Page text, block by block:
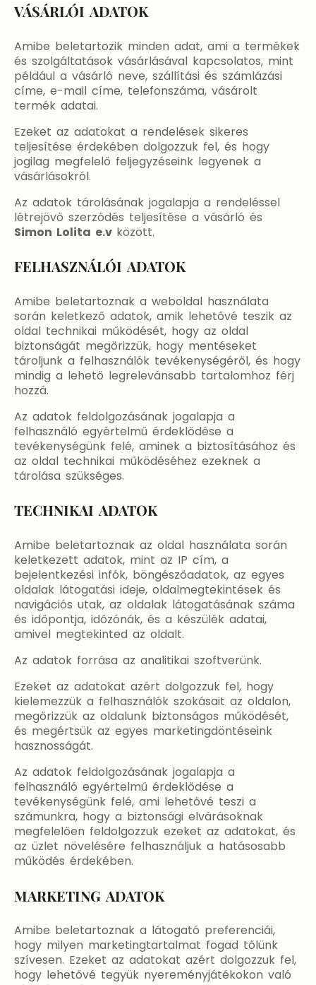
VÁSÁRLÓI ADATOK
Amibe beletartozik minden adat, ami a termékek
és szolgáltatások vásárlásával kapcsolatos, mint
például a vásárló neve, szállítási és számlázási
címe, e-mail címe, telefonszáma, vásárolt
termék adatai.
Ezeket az adatokat a rendelések sikeres
teljesítése érdekében dolgozzuk fel, és hogy
jogilag megfelelő feljegyzéseink legyenek a
vásárlásokról.
Az adatok tárolásának jogalapja a rendeléssel
létrejövő szerződés teljesítése a vásárló és
Simon Lolita e.v között.
FELHASZNÁLÓI ADATOK
Amibe beletartoznak a weboldal használata
során keletkező adatok, amik lehetővé teszik az
oldal technikai működését, hogy az oldal
biztonságát megőrizzük, hogy mentéseket
tároljunk a felhasználók tevékenységéről, és hogy
mindig a lehető legrelevánsabb tartalomhoz férj
hozzá.
Az adatok feldolgozásának jogalapja a
felhasználó egyértelmű érdeklődése a
tevékenységünk felé, aminek a biztosításához és
az oldal technikai működéséhez ezeknek a
tárolása szükséges.
TECHNIKAI ADATOK
Amibe beletartoznak az oldal használata során
keletkezett adatok, mint az IP cím, a
bejelentkezési infók, böngészőadatok, az egyes
oldalak látogatási ideje, oldalmegtekintések és
navigációs utak, az oldalak látogatásának száma
és időpontja, időzónák, és a készülék adatai,
amivel megtekinted az oldalt.
Az adatok forrása az analitikai szoftverünk.
Ezeket az adatokat azért dolgozzuk fel, hogy
kielemezzük a felhasználók szokásait az oldalon,
megőrizzük az oldalunk biztonságos működését,
és megértsük az egyes marketingdöntéseink
hasznosságát.
Az adatok feldolgozásának jogalapja a
felhasználó egyértelmű érdeklődése a
tevékenységünk felé, ami lehetővé teszi a
számunkra, hogy a biztonsági elvárásoknak
megfelelően feldolgozzuk ezeket az adatokat, és
az üzlet növelésére felhasználjuk a hatásosabb
működés érdekében.
MARKETING ADATOK
Amibe beletartoznak a látogató preferenciái,
hogy milyen marketingtartalmat fogad tőlünk
szívesen. Ezeket az adatokat azért dolgozzuk fel,
hogy lehetővé tegyük nyereményjátékokon való